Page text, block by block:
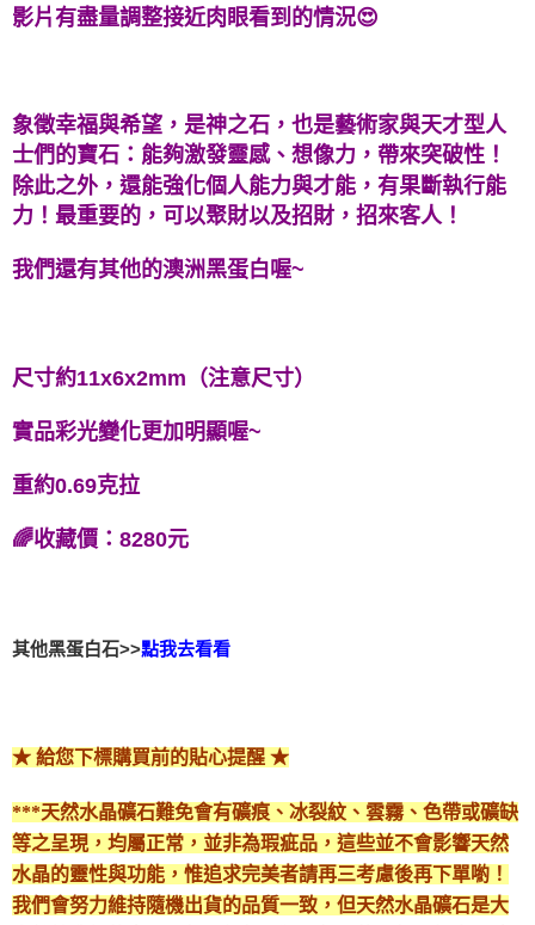
影片有盡量調整接近肉眼看到的情況😍
象徵幸福與希望，是神之石，也是藝術家與天才型人
士們的寶石：能夠激發靈感、想像力，帶來突破性！
除此之外，還能強化個人能力與才能，有果斷執行能
力！最重要的，可以聚財以及招財，招來客人！
我們還有其他的澳洲黑蛋白喔~
尺寸約11x6x2mm（注意尺寸）
實品彩光變化更加明顯喔~
重約0.69克拉
🌈收藏價：8280元
其他黑蛋白石>>點我去看看
★ 給您下標購買前的貼心提醒 ★
***天然水晶礦石難免會有礦痕、冰裂紋、雲霧、色帶或礦缺
等之呈現，均屬正常，並非為瑕疵品，這些並不會影響天然
水晶的靈性與功能，惟追求完美者請再三考慮後再下單喲！
我們會努力維持隨機出貨的品質一致，但天然水晶礦石是大